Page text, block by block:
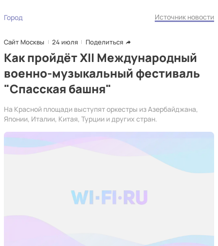
Город Источник новости
Сайт Москвы 24 июля Поделиться
Как пройдёт XII Международный
военно-музыкальный фестиваль
"Спасская башня"
На Красной площади выступят оркестры из Азербайджана,
Японии, Италии, Китая, Турции и других стран.